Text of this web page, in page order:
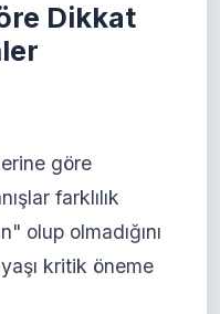
Dikkat
göre
farklılık
olup olmadığını
kritik öneme